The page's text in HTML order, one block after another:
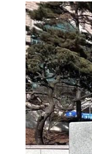
人民领袖习近平 联播+
小央视频 小央直播
前线 比划 快看
直播 竞猜
CCTV奥林匹克频
教育 乡村振兴
大国展会 大